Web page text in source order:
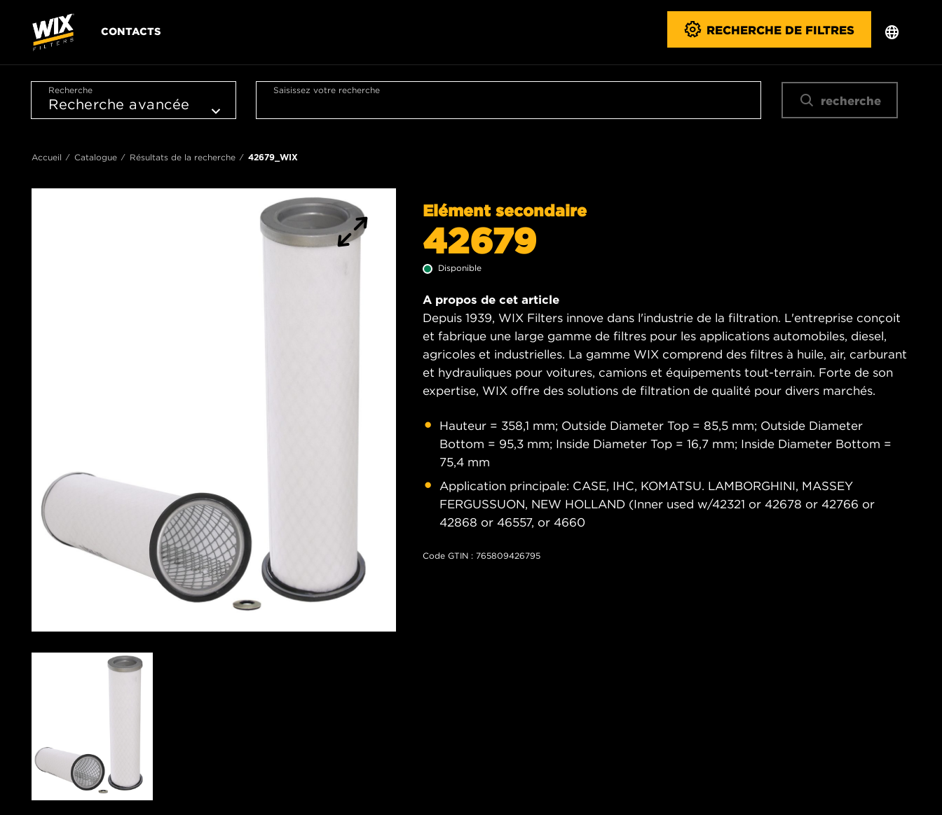
CONTACTS RECHERCHE DE FILTRES
Recherche Saisissez votre recherche
recherche
Accueil Catalogue Résultats de la recherche 42679_WIX
Elément secondaire
42679
Disponible
A propos de cet article
Depuis 1939, WIX Filters innove dans l'industrie de la filtration. L'entreprise conçoit
et fabrique une large gamme de filtres pour les applications automobiles, diesel,
agricoles et industrielles. La gamme WIX comprend des filtres à huile, air, carburant
et hydrauliques pour voitures, camions et équipements tout-terrain. Forte de son
expertise, WIX offre des solutions de filtration de qualité pour divers marchés.
Hauteur = 358,1 mm; Outside Diameter Top = 85,5 mm; Outside Diameter
Bottom = 95,3 mm; Inside Diameter Top = 16,7 mm; Inside Diameter Bottom =
75,4 mm
Application principale: CASE, IHC, KOMATSU. LAMBORGHINI, MASSEY
FERGUSSUON, NEW HOLLAND (Inner used w/42321 or 42678 or 42766 or
42868 or 46557, or 4660
Code GTIN : 765809426795